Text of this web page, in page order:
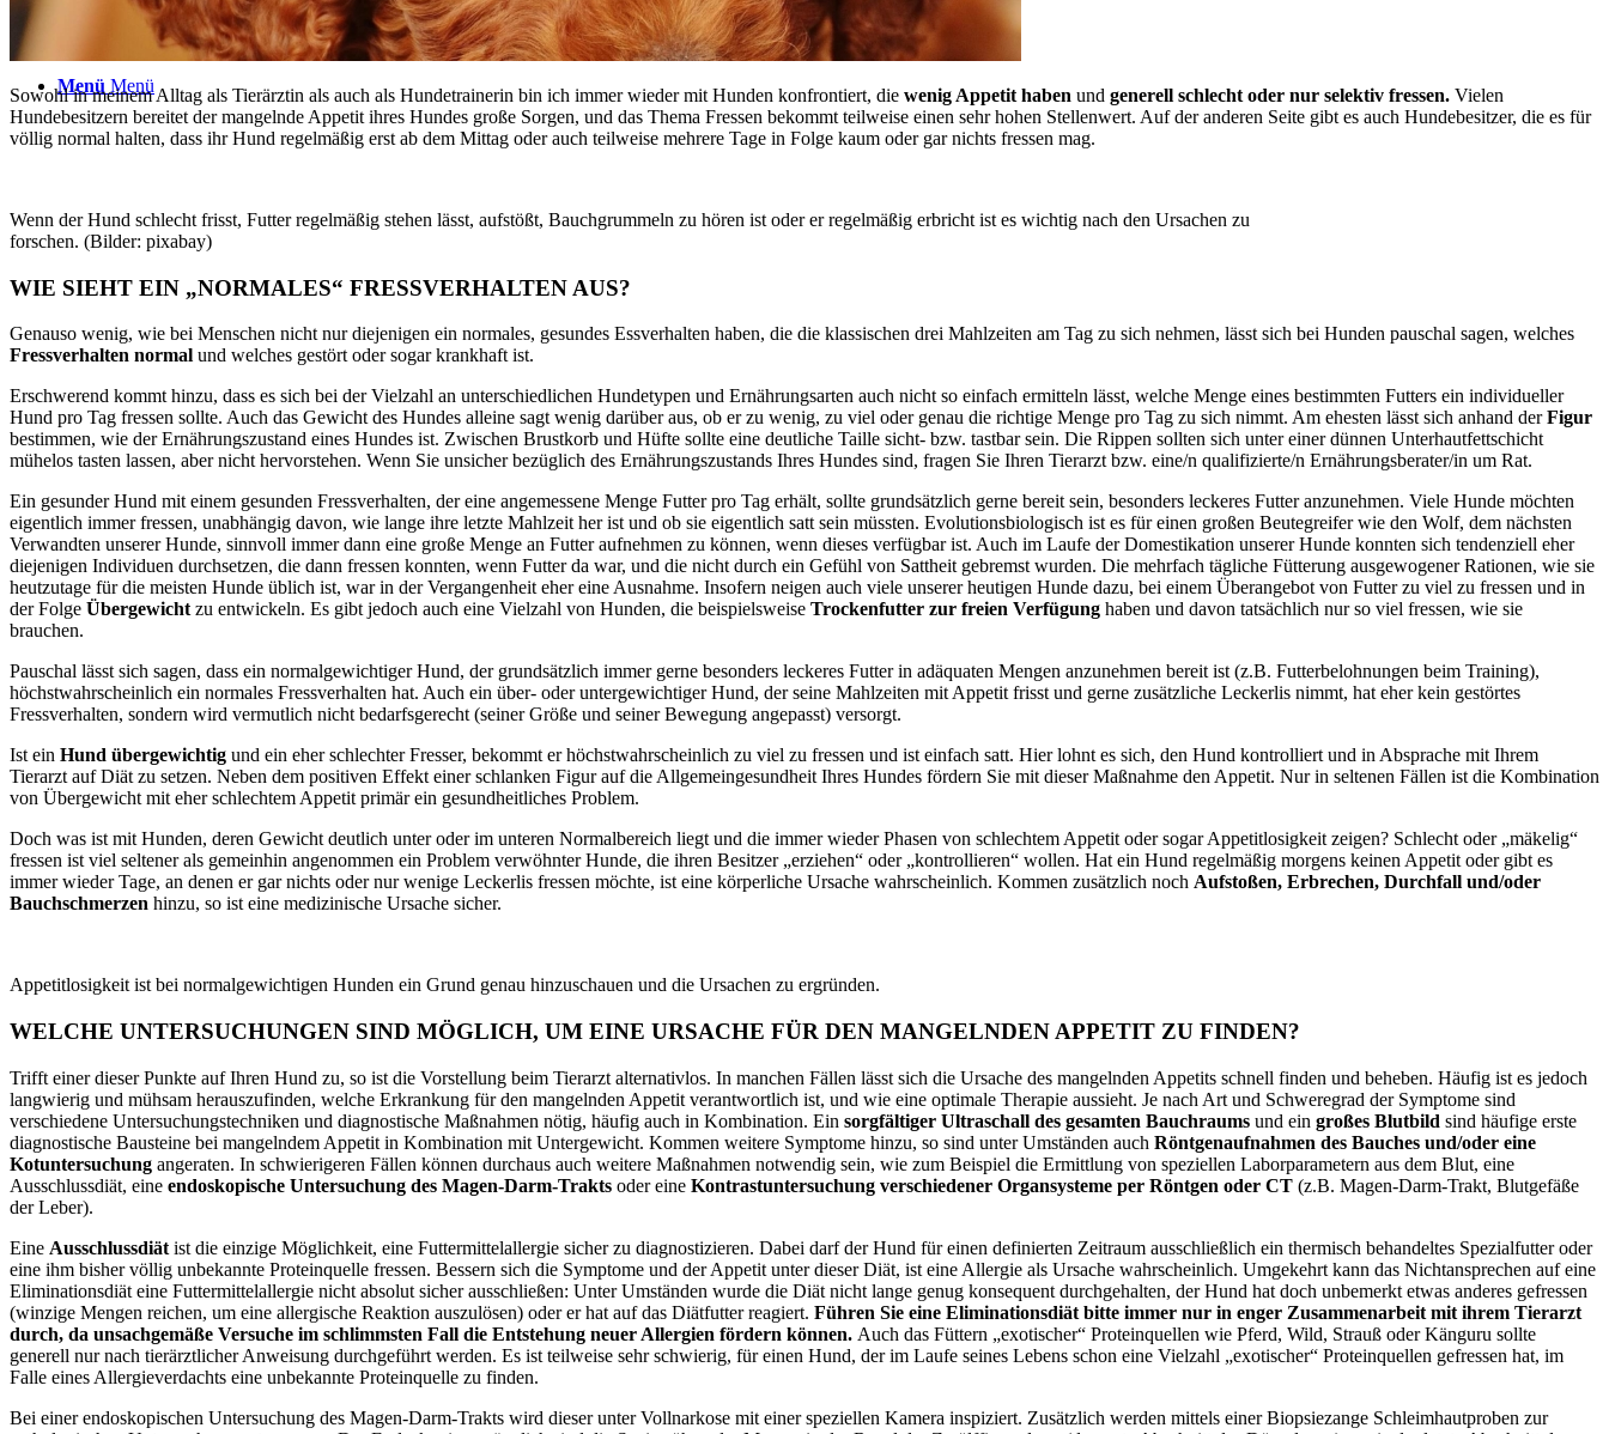
Menü Menü
Sowohl in meinem Alltag als Tierärztin als auch als Hundetrainerin bin ich immer wieder mit Hunden konfrontiert, die wenig Appetit haben und generell schlecht oder nur selektiv fressen. Vielen
Hundebesitzern bereitet der mangelnde Appetit ihres Hundes große Sorgen, und das Thema Fressen bekommt teilweise einen sehr hohen Stellenwert. Auf der anderen Seite gibt es auch Hundebesitzer, die es für
völlig normal halten, dass ihr Hund regelmäßig erst ab dem Mittag oder auch teilweise mehrere Tage in Folge kaum oder gar nichts fressen mag.
Wenn der Hund schlecht frisst, Futter regelmäßig stehen lässt, aufstößt, Bauchgrummeln zu hören ist oder er regelmäßig erbricht ist es wichtig nach den Ursachen zu
forschen. (Bilder: pixabay)
WIE SIEHT EIN „NORMALES“ FRESSVERHALTEN AUS?
Genauso wenig, wie bei Menschen nicht nur diejenigen ein normales, gesundes Essverhalten haben, die die klassischen drei Mahlzeiten am Tag zu sich nehmen, lässt sich bei Hunden pauschal sagen, welches
Fressverhalten normal und welches gestört oder sogar krankhaft ist.
Erschwerend kommt hinzu, dass es sich bei der Vielzahl an unterschiedlichen Hundetypen und Ernährungsarten auch nicht so einfach ermitteln lässt, welche Menge eines bestimmten Futters ein individueller
Hund pro Tag fressen sollte. Auch das Gewicht des Hundes alleine sagt wenig darüber aus, ob er zu wenig, zu viel oder genau die richtige Menge pro Tag zu sich nimmt. Am ehesten lässt sich anhand derFigur
bestimmen, wie der Ernährungszustand eines Hundes ist. Zwischen Brustkorb und Hüfte sollte eine deutliche Taille sicht- bzw. tastbar sein. Die Rippen sollten sich unter einer dünnen Unterhautfettschicht
mühelos tasten lassen, aber nicht hervorstehen. Wenn Sie unsicher bezüglich des Ernährungszustands Ihres Hundes sind, fragen Sie Ihren Tierarzt bzw. eine/n qualifizierte/n Ernährungsberater/in um Rat.
Ein gesunder Hund mit einem gesunden Fressverhalten, der eine angemessene Menge Futter pro Tag erhält, sollte grundsätzlich gerne bereit sein, besonders leckeres Futter anzunehmen. Viele Hunde möchten
eigentlich immer fressen, unabhängig davon, wie lange ihre letzte Mahlzeit her ist und ob sie eigentlich satt sein müssten. Evolutionsbiologisch ist es für einen großen Beutegreifer wie den Wolf, dem nächsten
Verwandten unserer Hunde, sinnvoll immer dann eine große Menge an Futter aufnehmen zu können, wenn dieses verfügbar ist. Auch im Laufe der Domestikation unserer Hunde konnten sich tendenziell eher
diejenigen Individuen durchsetzen, die dann fressen konnten, wenn Futter da war, und die nicht durch ein Gefühl von Sattheit gebremst wurden. Die mehrfach tägliche Fütterung ausgewogener Rationen, wie sie
heutzutage für die meisten Hunde üblich ist, war in der Vergangenheit eher eine Ausnahme. Insofern neigen auch viele unserer heutigen Hunde dazu, bei einem Überangebot von Futter zu viel zu fressen und in
der Folge Übergewicht zu entwickeln. Es gibt jedoch auch eine Vielzahl von Hunden, die beispielsweise Trockenfutter zur freien Verfügung haben und davon tatsächlich nur so viel fressen, wie sie
brauchen.
Pauschal lässt sich sagen, dass ein normalgewichtiger Hund, der grundsätzlich immer gerne besonders leckeres Futter in adäquaten Mengen anzunehmen bereit ist (z.B. Futterbelohnungen beim Training),
höchstwahrscheinlich ein normales Fressverhalten hat. Auch ein über- oder untergewichtiger Hund, der seine Mahlzeiten mit Appetit frisst und gerne zusätzliche Leckerlis nimmt, hat eher kein gestörtes
Fressverhalten, sondern wird vermutlich nicht bedarfsgerecht (seiner Größe und seiner Bewegung angepasst) versorgt.
Ist ein Hund übergewichtig und ein eher schlechter Fresser, bekommt er höchstwahrscheinlich zu viel zu fressen und ist einfach satt. Hier lohnt es sich, den Hund kontrolliert und in Absprache mit Ihrem
Tierarzt auf Diät zu setzen. Neben dem positiven Effekt einer schlanken Figur auf die Allgemeingesundheit Ihres Hundes fördern Sie mit dieser Maßnahme den Appetit. Nur in seltenen Fällen ist die Kombination
von Übergewicht mit eher schlechtem Appetit primär ein gesundheitliches Problem.
Doch was ist mit Hunden, deren Gewicht deutlich unter oder im unteren Normalbereich liegt und die immer wieder Phasen von schlechtem Appetit oder sogar Appetitlosigkeit zeigen? Schlecht oder „mäkelig“
fressen ist viel seltener als gemeinhin angenommen ein Problem verwöhnter Hunde, die ihren Besitzer„erziehen“ oder „kontrollieren“ wollen. Hat ein Hund regelmäßig morgens keinen Appetit oder gibt es
immer wieder Tage, an denen er gar nichts oder nur wenige Leckerlis fressen möchte, ist eine körperliche Ursache wahrscheinlich. Kommen zusätzlich noch Aufstoßen, Erbrechen, Durchfall und/oder
Bauchschmerzen hinzu, so ist eine medizinische Ursache sicher.
Appetitlosigkeit ist bei normalgewichtigen Hunden ein Grund genau hinzuschauen und die Ursachen zu ergründen.
WELCHE UNTERSUCHUNGEN SIND MÖGLICH, UM EINE URSACHE FÜR DEN MANGELNDEN APPETIT ZU FINDEN?
Trifft einer dieser Punkte auf Ihren Hund zu, so ist die Vorstellung beim Tierarzt alternativlos. In manchen Fällen lässt sich die Ursache des mangelnden Appetits schnell finden und beheben. Häufig ist es jedoch
langwierig und mühsam herauszufinden, welche Erkrankung für den mangelnden Appetit verantwortlich ist, und wie eine optimale Therapie aussieht. Je nach Art und Schweregrad der Symptome sind
verschiedene Untersuchungstechniken und diagnostische Maßnahmen nötig, häufig auch in Kombination. Ein sorgfältiger Ultraschall des gesamten Bauchraums und ein großes Blutbild sind häufige erste
diagnostische Bausteine bei mangelndem Appetit in Kombination mit Untergewicht. Kommen weitere Symptome hinzu, so sind unter Umständen auch Röntgenaufnahmen des Bauches und/oder eine
Kotuntersuchung angeraten. In schwierigeren Fällen können durchaus auch weitere Maßnahmen notwendig sein, wie zum Beispiel die Ermittlung von speziellen Laborparametern aus dem Blut, eine
Ausschlussdiät, eine endoskopische Untersuchung des Magen-Darm-Trakts oder eine Kontrastuntersuchung verschiedener Organsysteme per Röntgen oder CT (z.B. Magen-Darm-Trakt, Blutgefäße
der Leber).
Eine Ausschlussdiät ist die einzige Möglichkeit, eine Futtermittelallergie sicher zu diagnostizieren. Dabei darf der Hund für einen definierten Zeitraum ausschließlich ein thermisch behandeltes Spezialfutter oder
eine ihm bisher völlig unbekannte Proteinquelle fressen. Bessern sich die Symptome und der Appetit unter dieser Diät, ist eine Allergie als Ursache wahrscheinlich. Umgekehrt kann das Nichtansprechen auf eine
Eliminationsdiät eine Futtermittelallergie nicht absolut sicher ausschließen: Unter Umständen wurde die Diät nicht lange genug konsequent durchgehalten, der Hund hat doch unbemerkt etwas anderes gefressen
(winzige Mengen reichen, um eine allergische Reaktion auszulösen) oder er hat auf das Diätfutter reagiert. Führen Sie eine Eliminationsdiät bitte immer nur in enger Zusammenarbeit mit ihrem Tierarzt
durch, da unsachgemäße Versuche im schlimmsten Fall die Entstehung neuer Allergien fördern können. Auch das Füttern „exotischer“ Proteinquellen wie Pferd, Wild, Strauß oder Känguru sollte
generell nur nach tierärztlicher Anweisung durchgeführt werden. Es ist teilweise sehr schwierig, für einen Hund, der im Laufe seines Lebens schon eine Vielzahl „exotischer“ Proteinquellen gefressen hat, im
Falle eines Allergieverdachts eine unbekannte Proteinquelle zu finden.
Bei einer endoskopischen Untersuchung des Magen-Darm-Trakts wird dieser unter Vollnarkose mit einer speziellen Kamera inspiziert. Zusätzlich werden mittels einer Biopsiezange Schleimhautproben zur